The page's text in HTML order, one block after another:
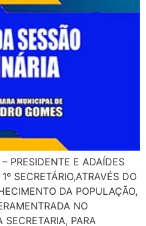
PRESIDENTE E ADAÍDES
SECRETÁRIO,ATRAVÉS DO
DA POPULAÇÃO,
NO
SECRETARIA, PARA